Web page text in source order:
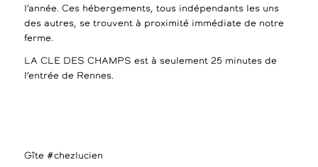
l’année. Ces hébergements, tous indépendants les uns
des autres, se trouvent à proximité immédiate de notre
ferme.
LA CLE DES CHAMPS est à seulement 25 minutes de
l’entrée de Rennes.
Gîte #chezlucien